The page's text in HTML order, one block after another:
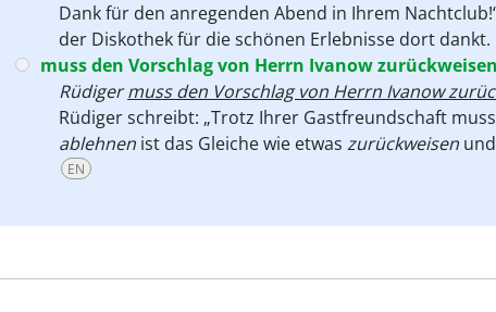
Dank für den anregenden Abend in Ihrem
der Diskothek für die schönen Erlebnisse dort dankt.
muss den Vorschlag von Herrn Ivanow
Rüdigermuss den Vorschlag von Herrn Ivanow
Rüdiger schreibt: „Trotz Ihrer Gastfreundschaft
ablehnen ist das Gleiche wie etwas zurückweisen
EN